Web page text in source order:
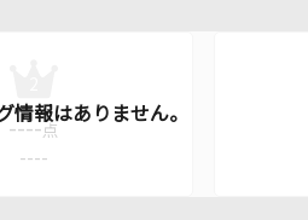
---- 点
----